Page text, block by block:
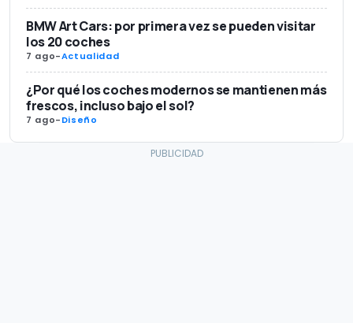
BMW Art Cars: por primera vez se pueden visitar
los 20 coches
7 ago-Actualidad
¿Por qué los coches modernos se mantienen más
frescos, incluso bajo el sol?
7 ago-Diseño